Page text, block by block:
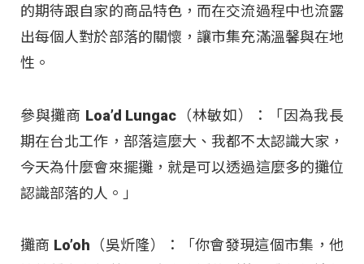
的期待跟自家的商品特色，而在交流過程中也流露
出每個人對於部落的關懷，讓市集充滿溫馨與在地
性。
參與攤商 Loa’d Lungac（林敏如）：「因為我長
期在台北工作，部落這麼大、我都不太認識大家，
今天為什麼會來擺攤，就是可以透過這麼多的攤位
認識部落的人。」
攤商 Lo’oh（吳炘隆）：「你會發現這個市集，他